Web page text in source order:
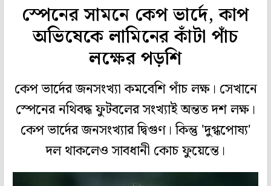
স্পেনের সামনে কেপ ভার্দে, কাপ
অভিষেকে লামিনের কাঁটা পাঁচ
লক্ষের পড়শি
কেপ ভার্দের জনসংখ্যা কমবেশি পাঁচ লক্ষ। সেখানে
স্পেনের নথিবদ্ধ ফুটবলের সংখ্যাই অন্তত দশ লক্ষ।
কেপ ভার্দের জনসংখ্যার দ্বিগুণ। কিন্তু 'দুগ্ধপোষ্য'
দল থাকলেও সাবধানী কোচ ফুয়েন্তে।